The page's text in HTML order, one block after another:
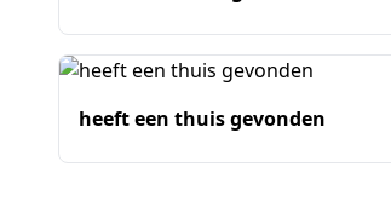
heeft een thuis gevonden